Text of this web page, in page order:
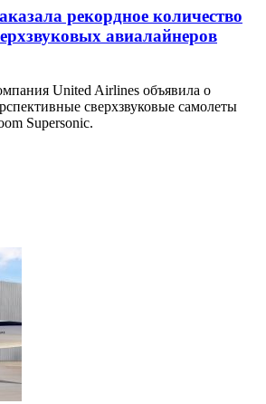
рекордное количество
авиалайнеров
United Airlines объявила о
сверхзвуковые самолеты
Supersonic.